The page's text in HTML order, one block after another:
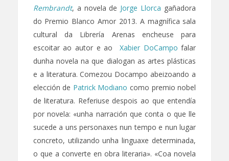
Rembrandt, a novela de Jorge Llorca gañadora
do Premio Blanco Amor 2013. A magnífica sala
cultural da Librería Arenas encheuse para
escoitar ao autor e ao Xabier DoCampo falar
dunha novela na que dialogan as artes plásticas
e a literatura. Comezou Docampo abeizoando a
elección de Patrick Modiano como premio nobel
de literatura. Referiuse despois ao que entendía
por novela: «unha narración que conta o que lle
sucede a uns personaxes nun tempo e nun lugar
concreto, utilizando unha linguaxe determinada,
o que a converte en obra literaria». «Coa novela